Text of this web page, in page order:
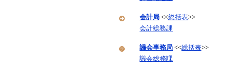
会計局 <<総括表>>
会計総務課
議会事務局 <<総括表>>
議会総務課